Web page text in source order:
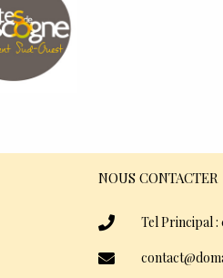
NOUS CONTACTER
Tel Principal :